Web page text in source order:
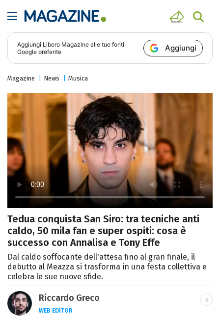
Aggiungi Libero Magazine alle tue fonti
Google preferite
Aggiungi
Magazine News Musica
Tedua conquista San Siro: tra tecniche anti
caldo, 50 mila fan e super ospiti: cosa è
successo con Annalisa e Tony Effe
Dal caldo soffocante dell'attesa fino al gran finale, il
debutto al Meazza si trasforma in una festa collettiva e
celebra le sue nuove sfide.
Riccardo Greco
WEB EDITOR